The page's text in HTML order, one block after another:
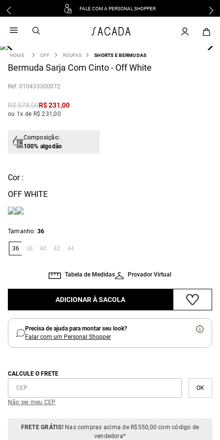
FALE COM A PERSONAL SHOPPER
OFF ROUPAS SHORTS E BERMUDAS
Bermuda Sarja Com Cinto - Off White
: 010433300072
R$578,00R$231,00
ou 1x de R$ 231,00
Composição:
100% algodão
Cor :
OFF WHITE
Tamanho: 36
36 38 40 42 44
Provador Virtual
Tabela de Medidas
ADICIONAR À SACOLA
Precisa de ajuda para montar seu look?
Falar com um Personal Shopper
CALCULE O FRETE
Não sei meu CEP
FRETE GRÁTIS!Nas compras acima de R$550,00 com código de
vendedora*
vestido
3 º blusa
º tricot
º macacão
jeans
camisa